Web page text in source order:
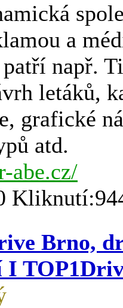
a
např.
letáků,
grafické
atd.
abe.cz/
Brno,
I